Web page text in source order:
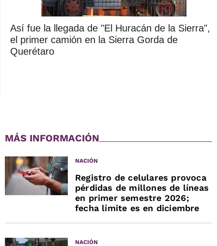
Así fue la llegada de "El Huracán de la Sierra",
el primer camión en la Sierra Gorda de
Querétaro
MÁS INFORMACIÓN
NACIÓN
Registro de celulares provoca
pérdidas de millones de líneas
en primer semestre 2026;
fecha límite es en diciembre
NACIÓN